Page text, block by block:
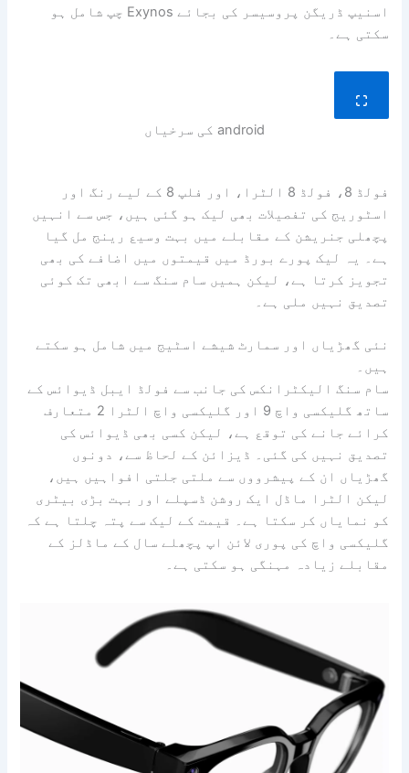
اسنیپ ڈریگن پروسیسر کی بجائے Exynos چپ شامل ہو
سکتی ہے۔
android کی سرخیاں
فولڈ 8، فولڈ 8 الٹرا، اور فلپ 8 کے لیے رنگ اور
اسٹوریج کی تفصیلات بھی لیک ہو گئی ہیں، جس سے انہیں
پچھلی جنریشن کے مقابلے میں بہت وسیع رینج مل گیا
ہے۔ یہ لیک پورے بورڈ میں قیمتوں میں اضافے کی بھی
تجویز کرتا ہے، لیکن ہمیں سام سنگ سے ابھی تک کوئی
تصدیق نہیں ملی ہے۔
نئی گھڑیاں اور سمارٹ شیشے اسٹیج میں شامل ہو سکتے
ہیں۔
سام سنگ الیکٹرانکس کی جانب سے فولڈ ایبل ڈیوائس کے
ساتھ گلیکسی واچ 9 اور گلیکسی واچ الٹرا 2 متعارف
کرائے جانے کی توقع ہے، لیکن کسی بھی ڈیوائس کی
تصدیق نہیں کی گئی۔ ڈیزائن کے لحاظ سے، دونوں
گھڑیاں ان کے پیشرووں سے ملتی جلتی افواہیں ہیں،
لیکن الٹرا ماڈل ایک روشن ڈسپلے اور بہت بڑی بیٹری
کو نمایاں کر سکتا ہے۔ قیمت کے لیک سے پتہ چلتا ہے کہ
گلیکسی واچ کی پوری لائن اپ پچھلے سال کے ماڈلز کے
مقابلے زیادہ مہنگی ہو سکتی ہے۔